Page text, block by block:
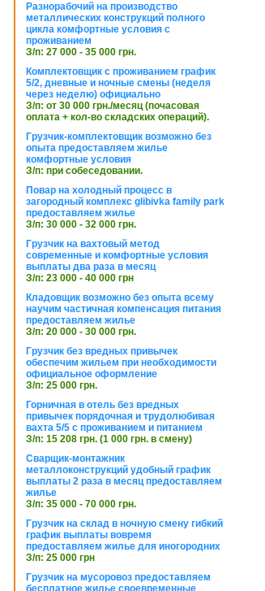
Разнорабочий на производство
металлических конструкций полного
цикла комфортные условия с
проживанием
З/п: 27 000 - 35 000 грн.
Комплектовщик с проживанием график
5/2, дневные и ночные смены (неделя
через неделю) официально
З/п: от 30 000 грн./месяц (почасовая
оплата + кол-во складских операций).
Грузчик-комплектовщик возможно без
опыта предоставляем жилье
комфортные условия
З/п: при собеседовании.
Повар на холодный процесс в
загородный комплекс glibivka family park
предоставляем жилье
З/п: 30 000 - 32 000 грн.
Грузчик на вахтовый метод
современные и комфортные условия
выплаты два раза в месяц
З/п: 23 000 - 40 000 грн
Кладовщик возможно без опыта всему
научим частичная компенсация питания
предоставляем жилье
З/п: 20 000 - 30 000 грн.
Грузчик без вредных привычек
обеспечим жильем при необходимости
официальное оформление
З/п: 25 000 грн.
Горничная в отель без вредных
привычек порядочная и трудолюбивая
вахта 5/5 с проживанием и питанием
З/п: 15 208 грн. (1 000 грн. в смену)
Сварщик-монтажник
металлоконструкций удобный график
выплаты 2 раза в месяц предоставляем
жилье
З/п: 35 000 - 70 000 грн.
Грузчик на склад в ночную смену гибкий
график выплаты вовремя
предоставляем жилье для иногородних
З/п: 25 000 грн
Грузчик на мусоровоз предоставляем
бесплатное жилье своевременные